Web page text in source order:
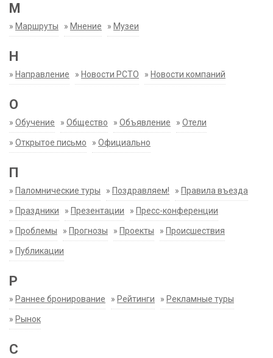
М
» Маршруты » Мнение » Музеи
Н
» Направление » Новости РСТО » Новости компаний
О
» Обучение » Общество » Объявление » Отели
» Открытое письмо » Официально
П
» Паломнические туры » Поздравляем! » Правила въезда
» Праздники » Презентации » Пресс-конференции
» Проблемы » Прогнозы » Проекты » Происшествия
» Публикации
Р
» Раннее бронирование » Рейтинги » Рекламные туры
» Рынок
С